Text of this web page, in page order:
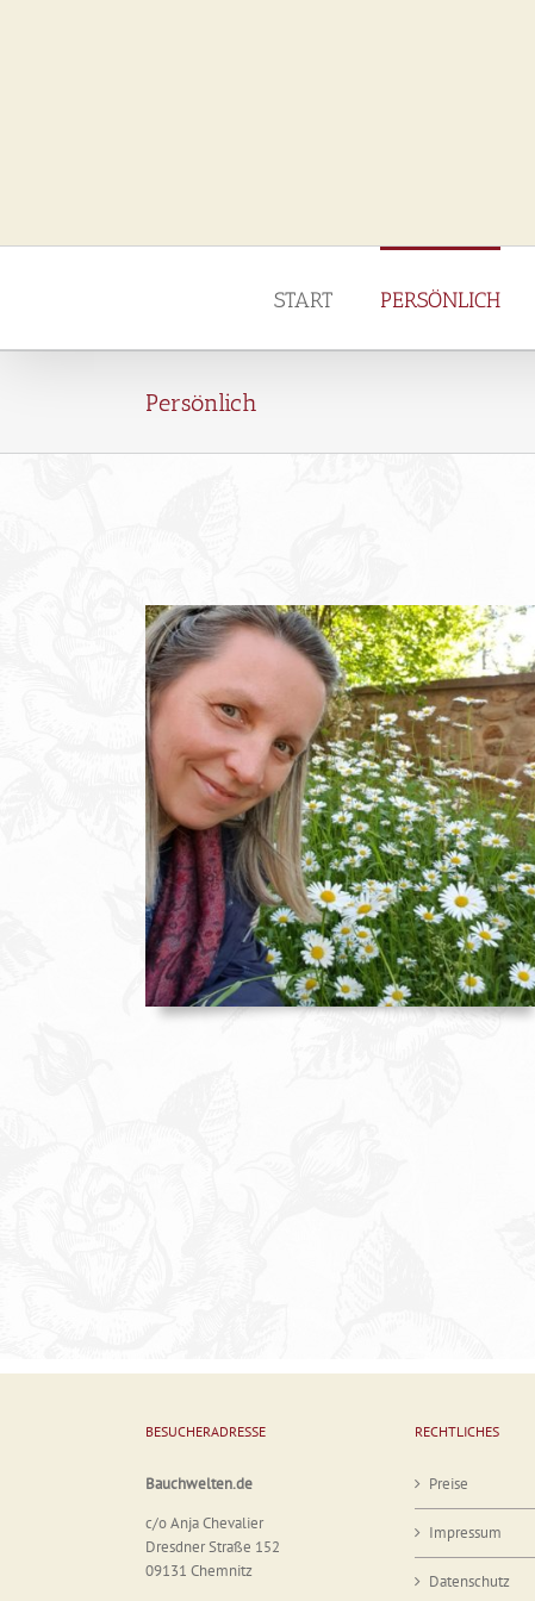
START PERSÖNLICH
Persönlich
BESUCHERADRESSE
Bauchwelten.de
c/o Anja Chevalier
Dresdner Straße 152
09131 Chemnitz
RECHTLICHES
Preise
Impressum
Datenschutz